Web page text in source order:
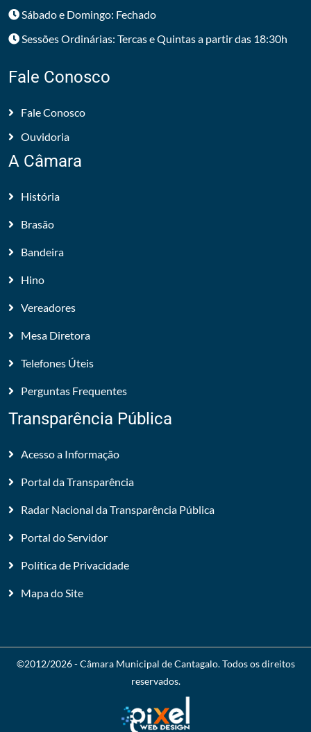
Sábado e Domingo: Fechado
Sessões Ordinárias: Tercas e Quintas a partir das 18:30h
Fale Conosco
Fale Conosco
Ouvidoria
A Câmara
História
Brasão
Bandeira
Hino
Vereadores
Mesa Diretora
Telefones Úteis
Perguntas Frequentes
Transparência Pública
Acesso a Informação
Portal da Transparência
Radar Nacional da Transparência Pública
Portal do Servidor
Política de Privacidade
Mapa do Site
©2012/2026 -Câmara Municipal de Cantagalo. Todos os direitos
reservados.